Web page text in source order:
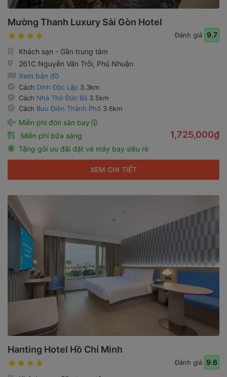
Mường Thanh Luxury Sài Gòn Hotel
Đánh giá
9.7
Khách sạn - Gần trung tâm
261C Nguyễn Văn Trỗi, Phú Nhuận
Xem bản đồ
Cách Dinh Độc Lập 3.3km
Cách Nhà Thờ Đức Bà 3.5km
Cách Bưu Điện Thành Phố 3.6km
Miễn phí đón sân bay
Miễn phí bữa sáng
Tặng gói ưu đãi đặt vé máy bay siêu rẻ
1,725,000₫
XEM CHI TIẾT
Hanting Hotel Hồ Chí Minh
Đánh giá 9.6